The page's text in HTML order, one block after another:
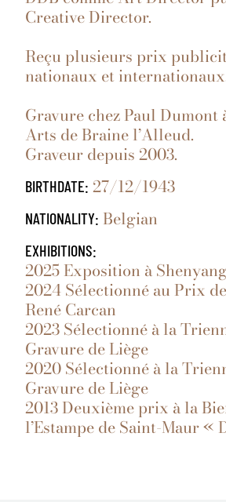
Creative Director.
Reçu plusieurs prix
nationaux et
Gravure chez Paul Dumont
Arts de Braine l’Alleud.
Graveur depuis 2003.
BIRTHDATE: 27/12/1943
NATIONALITY: Belgian
EXHIBITIONS:
2025 Exposition à
2024 Sélectionné au Prix
René Carcan
2023 Sélectionné à la
Gravure de Liège
2020 Sélectionné à la
Gravure de Liège
2013 Deuxième prix à la
l’Estampe de Saint-Maur «